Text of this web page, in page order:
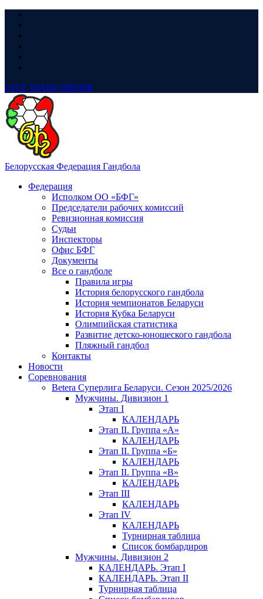
LIVE ТРАНСЛЯЦИЯ
Белорусская Федерация Гандбола
Федерация
Исполком ОО «БФГ»
Председатели рабочих комиссий
Ревизионная комиссия
Судьи
Инспекторы
Офис БФГ
Документы
Все о гандболе
Правила игры
История белорусского гандбола
История чемпионатов Беларуси
История Кубка Беларуси
Олимпийская статистика
Развитие детско-юношеского гандбола
Пляжный гандбол
Контакты
Новости
Соревнования
Betera Суперлига Беларуси. Сезон 2025/2026
Мужчины. Дивизион 1
Этап I
КАЛЕНДАРЬ
Этап II. Группа «А»
КАЛЕНДАРЬ
Этап II. Группа «Б»
КАЛЕНДАРЬ
Этап II. Группа «В»
КАЛЕНДАРЬ
Этап III
КАЛЕНДАРЬ
Этап IV
КАЛЕНДАРЬ
Турнирная таблица
Список бомбардиров
Мужчины. Дивизион 2
КАЛЕНДАРЬ. Этап I
КАЛЕНДАРЬ. Этап II
Турнирная таблица